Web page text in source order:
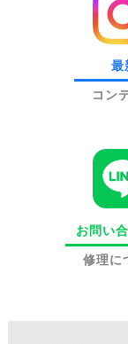
最
コン
お問い
修理に